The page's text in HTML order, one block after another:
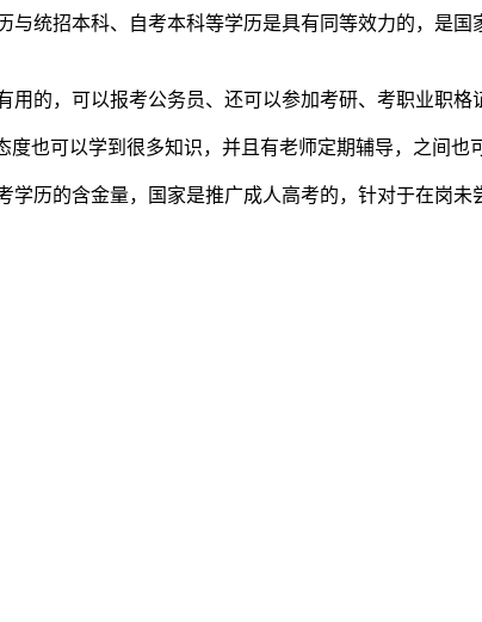
统招本科、自考本科等学历是具有同等效力的，是
的，可以报考公务员、还可以参加考研、考职业职格
也可以学到很多知识，并且有老师定期辅导，之间也
历的含金量，国家是推广成人高考的，针对于在岗